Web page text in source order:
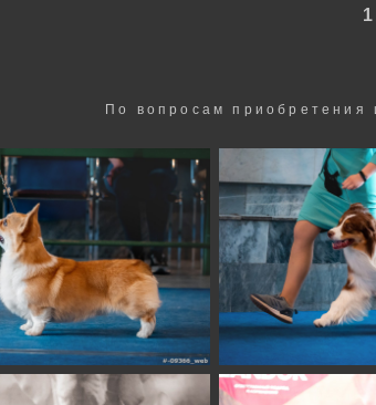
По вопросам приобретения